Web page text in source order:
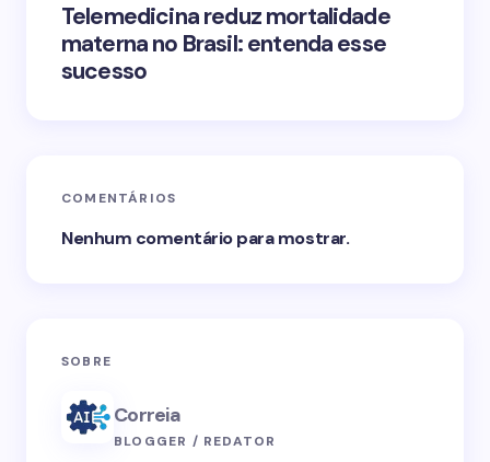
Telemedicina reduz mortalidade
materna no Brasil: entenda esse
sucesso
COMENTÁRIOS
Nenhum comentário para mostrar.
SOBRE
Correia
BLOGGER / REDATOR